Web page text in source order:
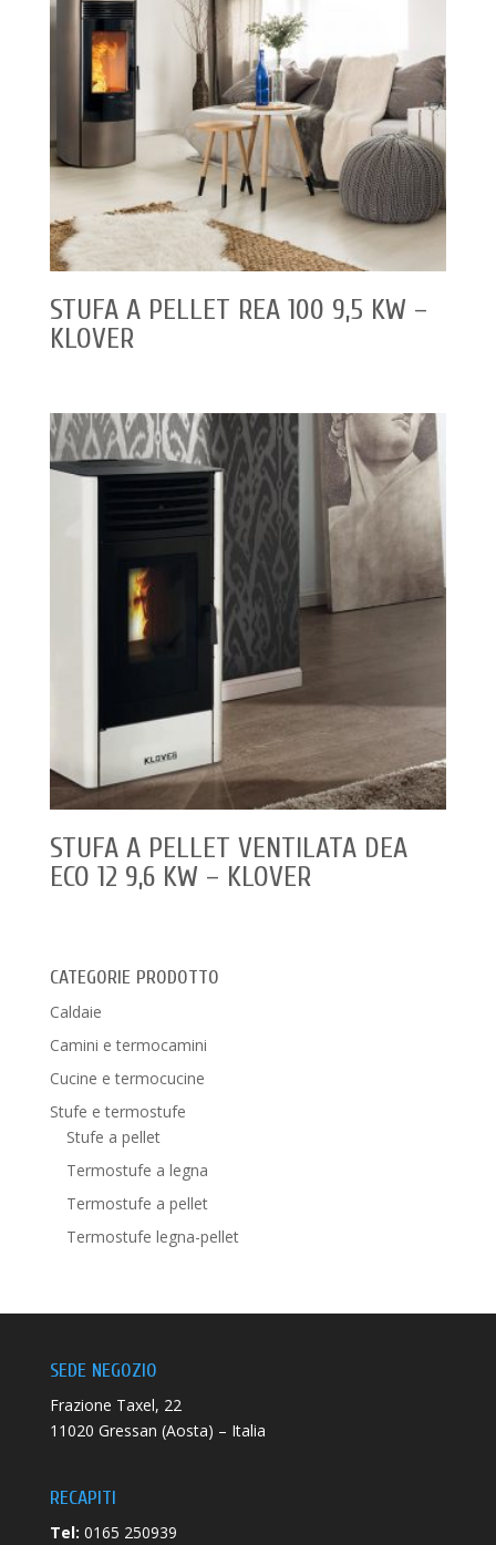
STUFA A PELLET REA 100 9,5 KW –
KLOVER
STUFA A PELLET VENTILATA DEA
ECO 12 9,6 KW – KLOVER
CATEGORIE PRODOTTO
Caldaie
Camini e termocamini
Cucine e termocucine
Stufe e termostufe
Stufe a pellet
Termostufe a legna
Termostufe a pellet
Termostufe legna-pellet
SEDE NEGOZIO
Frazione Taxel, 22
11020 Gressan (Aosta) – Italia
RECAPITI
Tel: 0165 250939